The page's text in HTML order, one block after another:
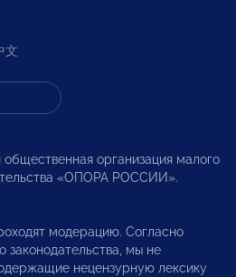
文
организация малого
«ОПОРА РОССИИ».
модерацию. Согласно
законодательства, мы не
нецензурную лексику